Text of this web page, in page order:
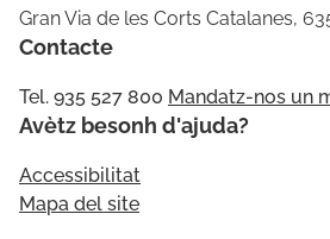
Gran Via de les Corts Catalanes,
Contacte
Tel. 935 527 800 Mandatz-nos un
Avètz besonh d'ajuda?
Accessibilitat
Mapa del site